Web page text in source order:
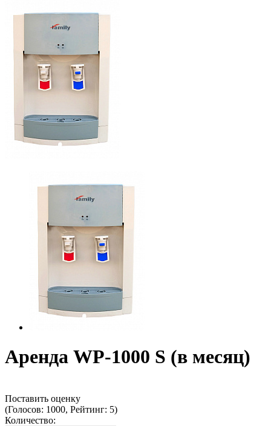
Аренда WP-1000 S (в месяц)
Поставить оценку
(Голосов: 1000, Рейтинг: 5)
Количество: